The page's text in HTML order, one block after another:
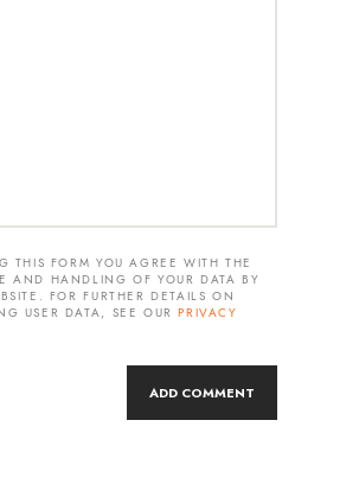
THIS FORM YOU AGREE WITH THE
AND HANDLING OF YOUR DATA BY
FOR FURTHER DETAILS ON
USER DATA, SEE OURPRIVACY